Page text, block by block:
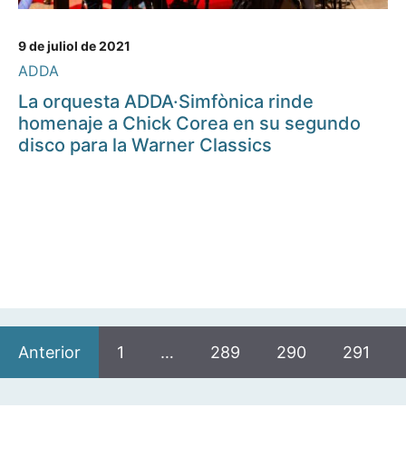
9 de juliol de 2021
ADDA
La orquesta ADDA·Simfònica rinde
homenaje a Chick Corea en su segundo
disco para la Warner Classics
Anterior 1 … 289 290 291